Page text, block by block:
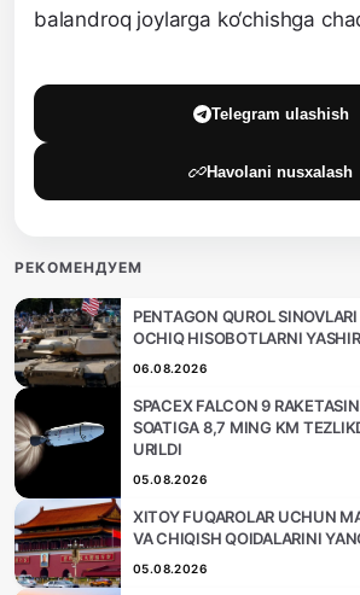
balandroq joylarga ko‘chishga
Telegram ulashish
Havolani nusxalash
РЕКОМЕНДУЕМ
PENTAGON QUROL
OCHIQ HISOBOTLARNI
06.08.2026
SPACEX FALCON 9
SOATIGA 8,7 MING KM
URILDI
05.08.2026
XITOY FUQAROLAR UCHUN
VA CHIQISH QOIDALARINI
05.08.2026